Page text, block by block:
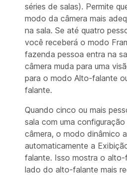
séries de salas). Permite
modo da câmera mais
na sala. Se até quatro
você receberá o modo
fazenda pessoa entra na
câmera muda para uma
para o modo Alto-falante
falante.
Quando cinco ou mais
sala com uma
câmera, o modo dinâmico
automaticamente a
falante. Isso mostra o
lado do alto-falante mais